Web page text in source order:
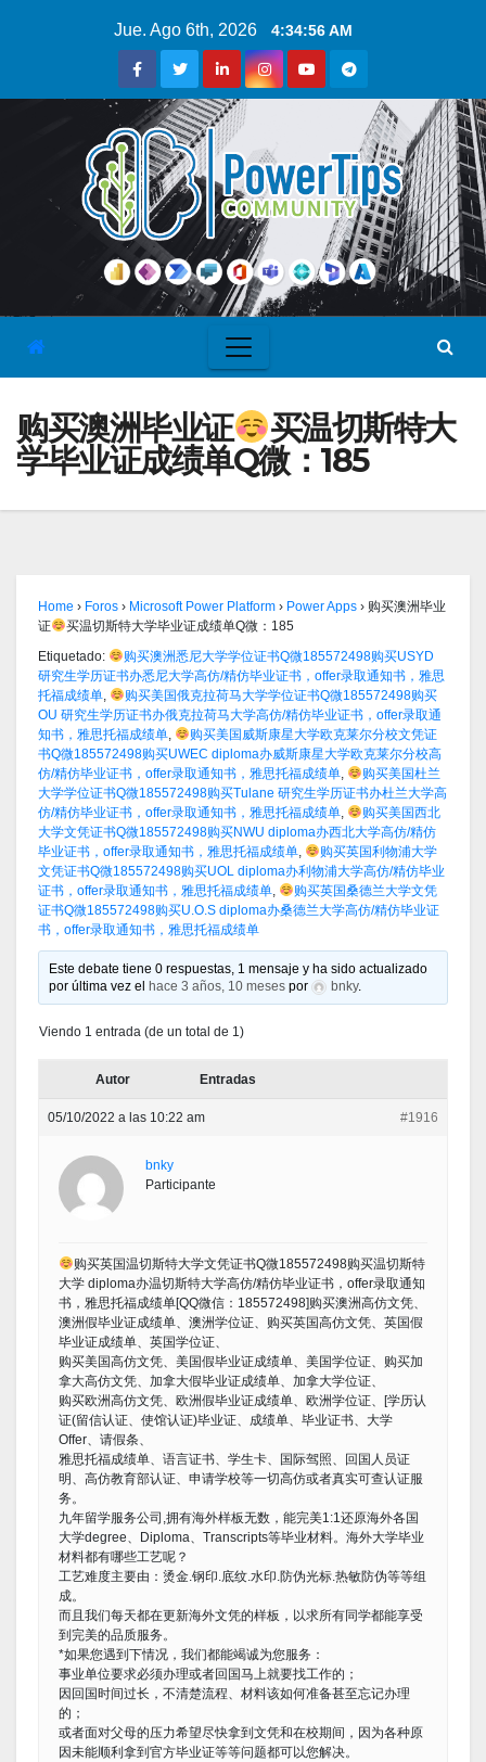
Jue. Ago 6th, 2026 4:34:57 AM
购买澳洲毕业证
买温切斯特大
学毕业证成绩单Q微：185
Home › Foros › Microsoft Power Platform › Power Apps › 购买澳洲毕业
证
买温切斯特大学毕业证成绩单Q微：185
Etiquetado:
购买澳洲悉尼大学学位证书Q微185572498购买USYD
研究生学历证书办悉尼大学高仿/精仿毕业证书，offer录取通知书，雅思
托福成绩单,
购买美国俄克拉荷马大学学位证书Q微185572498购买
OU 研究生学历证书办俄克拉荷马大学高仿/精仿毕业证书，offer录取通
知书，雅思托福成绩单,
购买美国威斯康星大学欧克莱尔分校文凭证
书Q微185572498购买UWEC diploma办威斯康星大学欧克莱尔分校高
仿/精仿毕业证书，offer录取通知书，雅思托福成绩单,
购买美国杜兰
大学学位证书Q微185572498购买Tulane 研究生学历证书办杜兰大学高
仿/精仿毕业证书，offer录取通知书，雅思托福成绩单,
购买美国西北
大学文凭证书Q微185572498购买NWU diploma办西北大学高仿/精仿
毕业证书，offer录取通知书，雅思托福成绩单,
购买英国利物浦大学
文凭证书Q微185572498购买UOL diploma办利物浦大学高仿/精仿毕业
证书，offer录取通知书，雅思托福成绩单,
购买英国桑德兰大学文凭
证书Q微185572498购买U.O.S diploma办桑德兰大学高仿/精仿毕业证
书，offer录取通知书，雅思托福成绩单
Este debate tiene 0 respuestas, 1 mensaje y ha sido actualizado
por última vez el
hace 3 años, 10 meses por bnky.
Viendo 1 entrada (de un total de 1)
Autor Entradas
05/10/2022 a las 10:22 am #1916
bnky
Participante
购买英国温切斯特大学文凭证书Q微185572498购买温切斯特
大学 diploma办温切斯特大学高仿/精仿毕业证书，offer录取通知
书，雅思托福成绩单[QQ微信：185572498]购买澳洲高仿文凭、
澳洲假毕业证成绩单、澳洲学位证、购买英国高仿文凭、英国假
毕业证成绩单、英国学位证、
购买美国高仿文凭、美国假毕业证成绩单、美国学位证、购买加
拿大高仿文凭、加拿大假毕业证成绩单、加拿大学位证、
购买欧洲高仿文凭、欧洲假毕业证成绩单、欧洲学位证、[学历认
证(留信认证、使馆认证)毕业证、成绩单、毕业证书、大学
Offer、请假条、
雅思托福成绩单、语言证书、学生卡、国际驾照、回国人员证
明、高仿教育部认证、申请学校等一切高仿或者真实可查认证服
务。
九年留学服务公司,拥有海外样板无数，能完美1:1还原海外各国
大学degree、Diploma、Transcripts等毕业材料。海外大学毕业
材料都有哪些工艺呢？
工艺难度主要由：烫金.钢印.底纹.水印.防伪光标.热敏防伪等等组
成。
而且我们每天都在更新海外文凭的样板，以求所有同学都能享受
到完美的品质服务。
*如果您遇到下情况，我们都能竭诚为您服务：
事业单位要求必须办理或者回国马上就要找工作的；
因回国时间过长，不清楚流程、材料该如何准备甚至忘记办理
的；
或者面对父母的压力希望尽快拿到文凭和在校期间，因为各种原
因未能顺利拿到官方毕业证等等问题都可以您解决。